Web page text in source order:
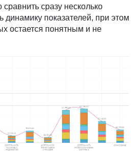
сразу несколько
динамику показателей, при этом
остается понятным и не